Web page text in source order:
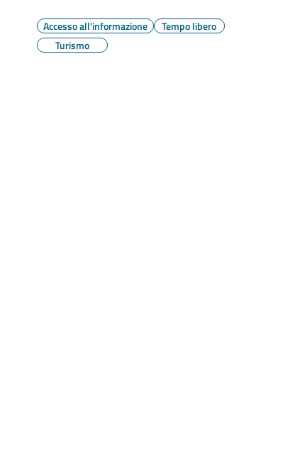
Accesso all'informazione
Tempo libero
Turismo